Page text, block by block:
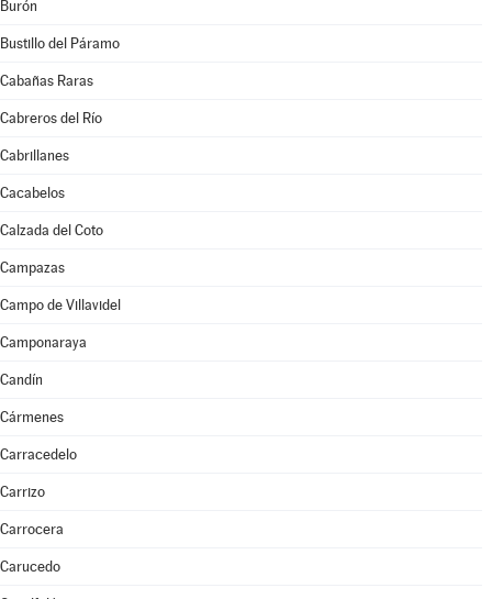
Burón
Bustillo del Páramo
Cabañas Raras
Cabreros del Río
Cabrillanes
Cacabelos
Calzada del Coto
Campazas
Campo de Villavidel
Camponaraya
Candín
Cármenes
Carracedelo
Carrizo
Carrocera
Carucedo